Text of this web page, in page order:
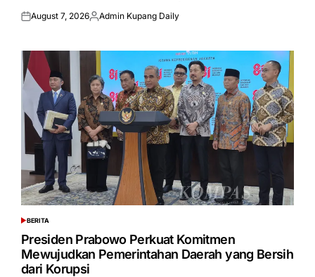
Posted
August 7, 2026Posted
Admin Kupang Daily
POSTED
IN
BERITA
Presiden Prabowo Perkuat Komitmen
Mewujudkan Pemerintahan Daerah yang Bersih
dari Korupsi